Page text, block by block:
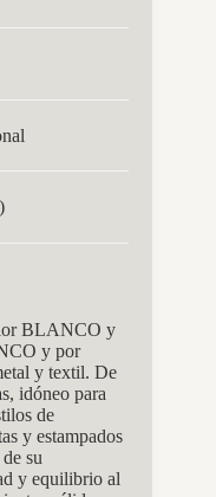
BLANCO y
y por
y textil. De
idóneo para
de
y estampados
su
y equilibrio al